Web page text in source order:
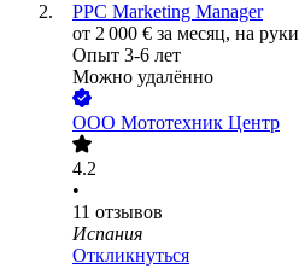
PPC Marketing Manager
от 2 000 € за месяц, на руки
Опыт 3-6 лет
Можно удалённо
ООО Мототехник Центр
4.2
•
11 отзывов
Испания
Откликнуться